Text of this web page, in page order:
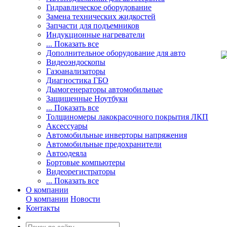
Гидравлическое оборудование
Замена технических жидкостей
Запчасти для подъемников
Индукционные нагреватели
... Показать все
Дополнительное оборудование для авто
Видеоэндоскопы
Газоанализаторы
Диагностика ГБО
Дымогенераторы автомобильные
Защищенные Ноутбуки
... Показать все
Толщиномеры лакокрасочного покрытия ЛКП
Аксессуары
Автомобильные инверторы напряжения
Автомобильные предохранители
Автоодеяла
Бортовые компьютеры
Видеорегистраторы
... Показать все
О компании
О компании Новости
Контакты